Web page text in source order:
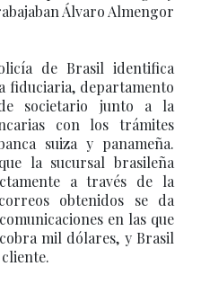
Álvaro Almengor
de Brasil identifica
fiduciaria, departamento
societario junto a la
con los trámites
suiza y panameña.
la sucursal brasileña
a través de la
obtenidos se da
en las que
mil dólares, y Brasil